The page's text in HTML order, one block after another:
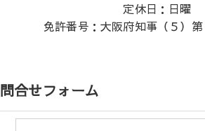
定休日：日曜
免許番号：大阪府知事（５）
問合せフォーム